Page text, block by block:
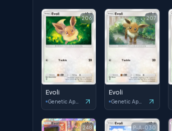
206
Evoli
Genetic Apex
207
Evoli
248 P-A-030